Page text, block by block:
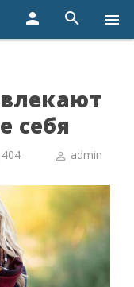
person search menu
себя
404 admin